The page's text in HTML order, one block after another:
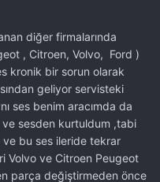
diğer firmalarında
, Citroen, Volvo, Ford )
kronik bir sorun olarak
geliyor servisteki
ses benim aracımda da
sesden kurtuldum ,tabi
ve bu ses ileride tekrar
Volvo ve Citroen Peugeot
parça değiştirmeden önce